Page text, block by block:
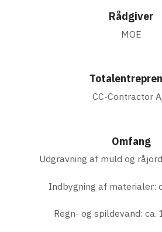
Rådgiver
MOE
CC-Contractor
Omfang
Udgravning af muld og
Indbygning af materialer:
Regn- og spildevand: ca.